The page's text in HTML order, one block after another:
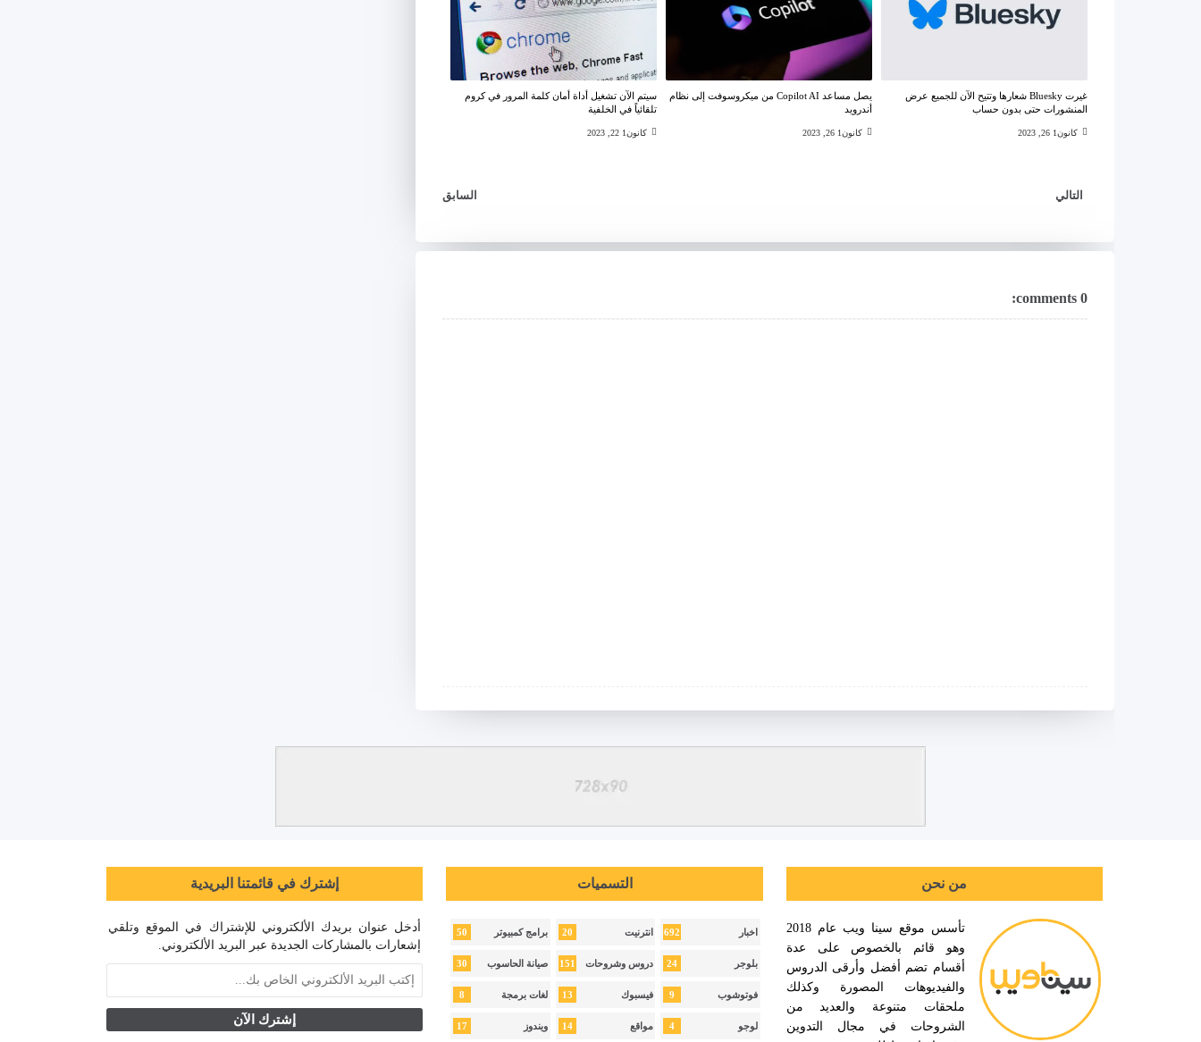
غيرت Bluesky شعارها وتتيح الآن للجميع عرض
المنشورات حتى بدون حساب
كانون1 26, 2023
يصل مساعد Copilot AI من ميكروسوفت إلى نظام
أندرويد
كانون1 26, 2023
سيتم الآن تشغيل أداة أمان كلمة المرور في كروم
تلقائياً في الخلفية
كانون1 22, 2023
التالي السابق
0 comments:
من نحن
تأسس موقع سينا ويب عام 2018
وهو قائم بالخصوص على عدة
أقسام تضم أفضل وأرقى الدروس
والفيديوهات المصورة وكذلك
ملحقات متنوعة والعديد من
الشروحات في مجال التدوين
التسميات
اخبار 692 انترنيت 20 برامج كمبيوتر 50
بلوجر 24 دروس وشروحات 151 صيانة الحاسوب 30
فوتوشوب 9 فيسبوك 13 لغات برمجة 8
لوجو 4 مواقع 14 ويندوز 17
إشترك في قائمتنا البريدية
أدخل عنوان بريدك الألكتروني للإشتراك في الموقع وتلقي
إشعارات بالمشاركات الجديدة عبر البريد الألكتروني.